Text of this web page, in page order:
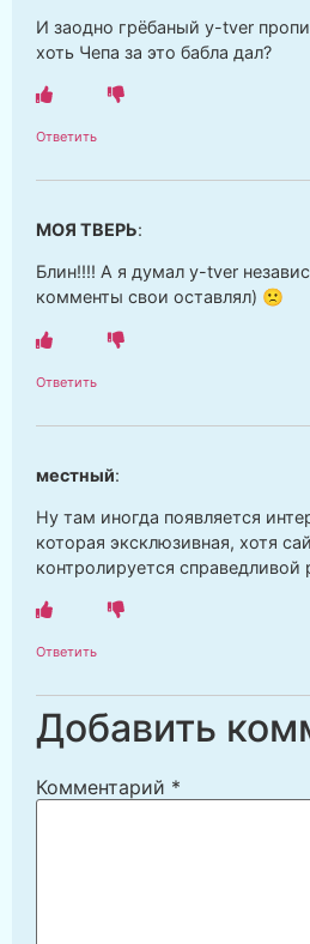
И заодно грёбаный y-tver
хоть Чепа за это бабла дал?
Ответить
МОЯ ТВЕРЬ:
Блин!!!! А я думал y-tver
комменты свои оставлял) 🙁
Ответить
местный:
Ну там иногда появляется
которая эксклюзивная, хотя
контролируется справедливой
Ответить
Добавить
Комментарий *